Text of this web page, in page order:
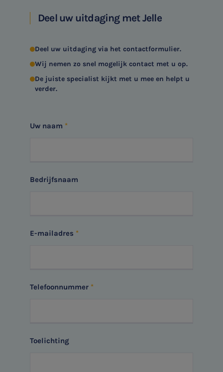
Typ hieronder uw zoekterm
Meest gezochte onderwerpen
Ondernemer en privé
Deel uw uitdaging met Jelle
Deel uw uitdaging via het contactformulier.
Wij nemen zo snel mogelijk contact met u op.
De juiste specialist kijkt met u mee en helpt u
verder.
Uw naam
Bedrijfsnaam
E-mailadres
Telefoonnummer
Toelichting